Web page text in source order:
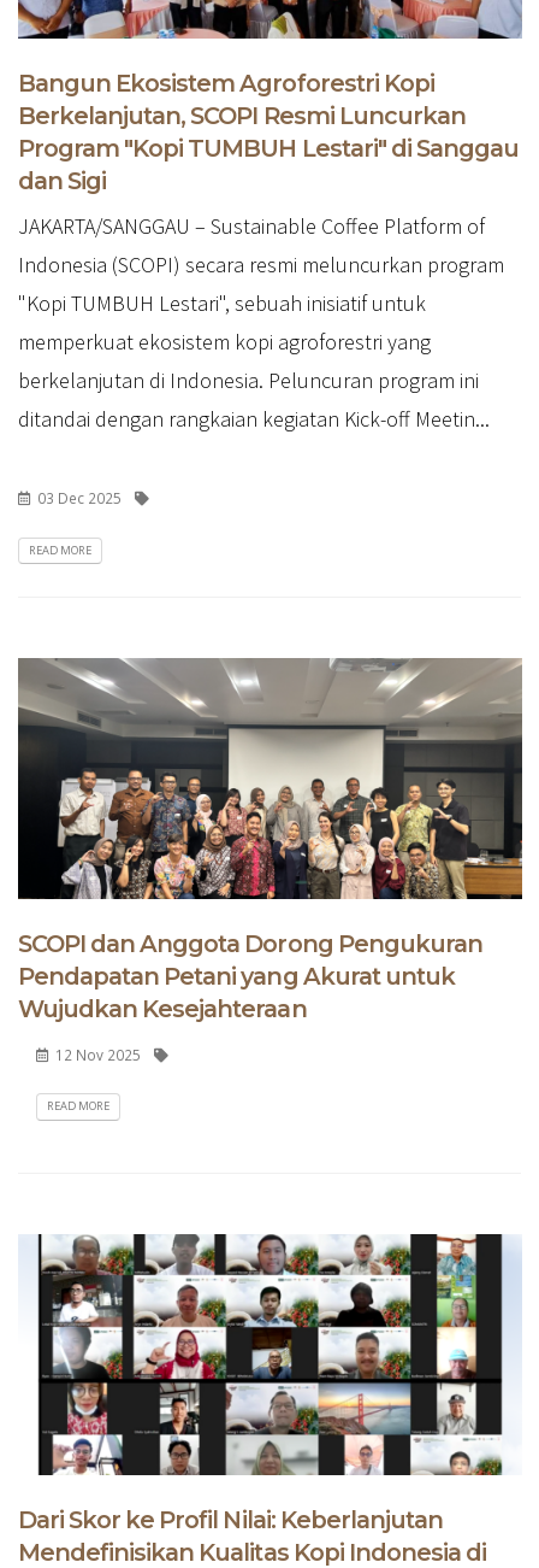
Bangun Ekosistem Agroforestri Kopi
Berkelanjutan, SCOPI Resmi Luncurkan
Program "Kopi TUMBUH Lestari" di Sanggau
dan Sigi
JAKARTA/SANGGAU – Sustainable Coffee Platform of
Indonesia (SCOPI) secara resmi meluncurkan program
"Kopi TUMBUH Lestari", sebuah inisiatif untuk
memperkuat ekosistem kopi agroforestri yang
berkelanjutan di Indonesia. Peluncuran program ini
ditandai dengan rangkaian kegiatan Kick-off Meetin...
03 Dec 2025
READ MORE
SCOPI dan Anggota Dorong Pengukuran
Pendapatan Petani yang Akurat untuk
Wujudkan Kesejahteraan
12 Nov 2025
READ MORE
Dari Skor ke Profil Nilai: Keberlanjutan
Mendefinisikan Kualitas Kopi Indonesia di